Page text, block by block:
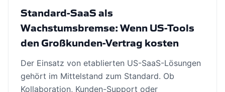
Standard-SaaS als
Wachstumsbremse: Wenn US-Tools
den Großkunden-Vertrag kosten
Der Einsatz von etablierten US-SaaS-Lösungen
gehört im Mittelstand zum Standard. Ob
Kollaboration, Kunden-Support oder